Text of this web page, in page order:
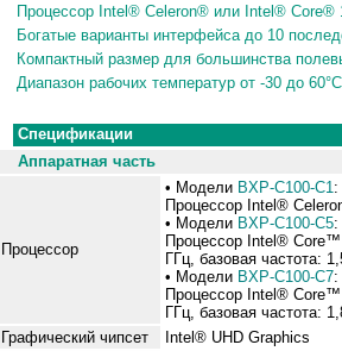
Процессор Intel® Celeron® или Intel® Core®
Богатые варианты интерфейса до 10
Компактный размер для большинства
Диапазон рабочих температур от -30 до 60°C
Спецификации
Аппаратная часть
Процессор
• Модели BXP-C100-C1 :
Процессор Intel®
• Модели BXP-C100-C5:
Процессор Intel®
ГГц, базовая частота:
• Модели BXP-C100-C7:
Процессор Intel®
ГГц, базовая частота:
Графический чипсет
Intel® UHD Graphics